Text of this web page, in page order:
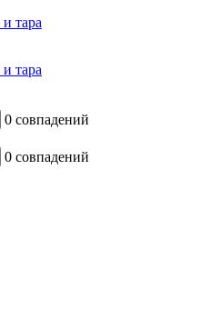
тара
тара
0 совпадений
0 совпадений